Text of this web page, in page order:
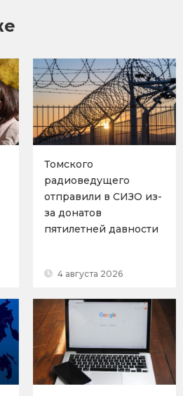
Томского
радиоведущего
отправили в СИЗО из-
за донатов
пятилетней давности
4 августа 2026